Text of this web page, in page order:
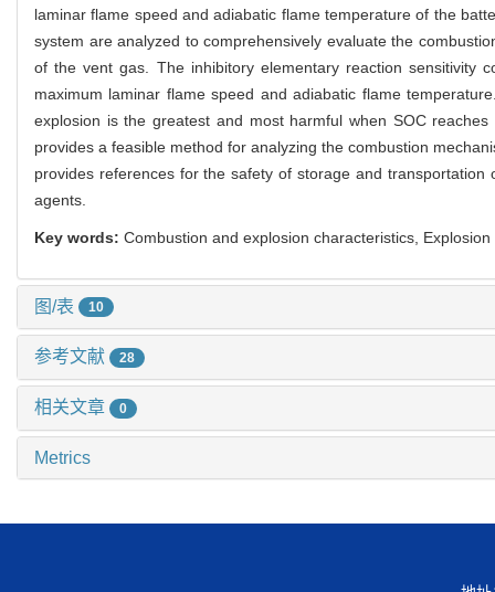
laminar flame speed and adiabatic flame temperature of the
system are analyzed to comprehensively evaluate the
of the vent gas. The inhibitory elementary reaction sensitivity
maximum laminar flame speed and adiabatic flame
explosion is the greatest and most harmful when SOC
provides a feasible method for analyzing the combustion
provides references for the safety of storage and
agents.
Key words: Combustion and explosion characteristics,
图/表 10
参考文献 28
相关文章 0
Metrics